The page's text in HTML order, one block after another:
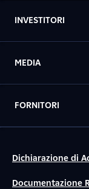
INVESTITORI
MEDIA
FORNITORI
Dichiarazione di
Documentazione